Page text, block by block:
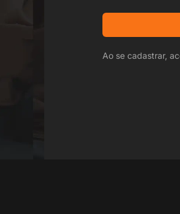
Ao se cadastrar,